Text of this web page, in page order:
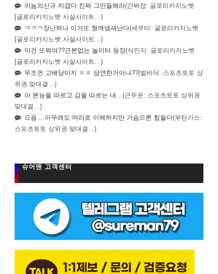
이놈의신규 지겹다 진짜 그만들해라(간짜장: 글로리카지노벳
[글로리카지노벳 사설사이트…)
ㅋㅋㅋ장난하나 이거또 짱깨냄새난다(세우타: 글로리카지노벳
[글로리카지노벳 사설사이트…)
이건 또뭐여??근본없는 놀이터 등장(식민지: 글로리카지노벳
[글로리카지노벳 사설사이트…)
무조껀 고배당이지 ㅎㅎ 당연한거아냐??(발바닥: 스포츠토토 상
위권 맞대결…)
아 본능을 따르고 감을 따르는 내… (근두운: 스포츠토토 상위권
맞대결…)
으음....아무래도 머리로 이해하지만 가슴으론 힘들다(부탄가스:
스포츠토토 상위권 맞대결…)
슈어맨 고객센터